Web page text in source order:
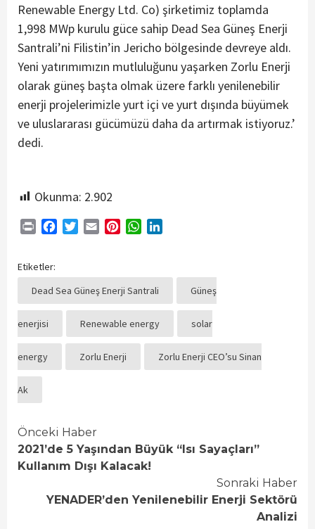
Renewable Energy Ltd. Co) şirketimiz toplamda
1,998 MWp kurulu güce sahip Dead Sea Güneş Enerji
Santrali’ni Filistin’in Jericho bölgesinde devreye aldı.
Yeni yatırımımızın mutluluğunu yaşarken Zorlu Enerji
olarak güneş başta olmak üzere farklı yenilenebilir
enerji projelerimizle yurt içi ve yurt dışında büyümek
ve uluslararası gücümüzü daha da artırmak istiyoruz.’
dedi.
Okunma: 2.902
Print FacebookTwitterEmail PinterestWhatsApp
Etiketler:
Dead Sea Güneş Enerji Santrali
Güneş
enerjisi Renewable energy solar
energy Zorlu Enerji Zorlu Enerji CEO’su Sinan
Ak
Continue
Reading
Önceki Haber
2021’de 5 Yaşından Büyük “Isı Sayaçları”
Kullanım Dışı Kalacak!
Sonraki Haber
YENADER’den Yenilenebilir Enerji Sektörü
Analizi